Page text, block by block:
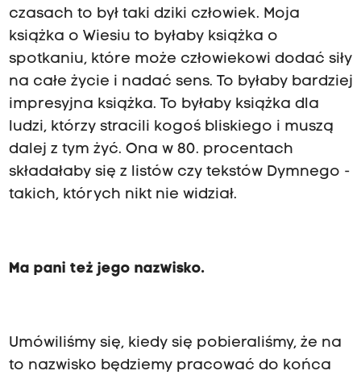
czasach to był taki dziki człowiek. Moja
książka o Wiesiu to byłaby książka o
spotkaniu, które może człowiekowi dodać siły
na całe życie i nadać sens. To byłaby bardziej
impresyjna książka. To byłaby książka dla
ludzi, którzy stracili kogoś bliskiego i muszą
dalej z tym żyć. Ona w 80. procentach
składałaby się z listów czy tekstów Dymnego -
takich, których nikt nie widział.
Ma pani też jego nazwisko.
Umówiliśmy się, kiedy się pobieraliśmy, że na
to nazwisko będziemy pracować do końca